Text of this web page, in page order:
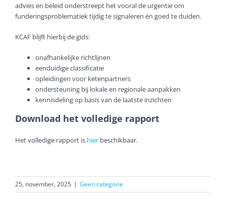
advies en beleid onderstreept het vooral de urgentie om
funderingsproblematiek tijdig te signaleren én goed te duiden.
KCAF blijft hierbij de gids:
onafhankelijke richtlijnen
eenduidige classificatie
opleidingen voor ketenpartners
ondersteuning bij lokale en regionale aanpakken
kennisdeling op basis van de laatste inzichten
Download het volledige rapport
Het volledige rapport is hier beschikbaar.
25, november, 2025 | Geen categorie